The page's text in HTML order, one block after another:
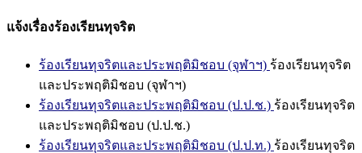
แจ้งเรื่องร้องเรียนทุจริต
ร้องเรียนทุจริตและประพฤติมิชอบ (จุฬาฯ) ร้องเรียนทุจริต
และประพฤติมิชอบ (จุฬาฯ)
ร้องเรียนทุจริตและประพฤติมิชอบ (ป.ป.ช.) ร้องเรียนทุจริต
และประพฤติมิชอบ (ป.ป.ช.)
ร้องเรียนทุจริตและประพฤติมิชอบ (ป.ป.ท.) ร้องเรียนทุจริต